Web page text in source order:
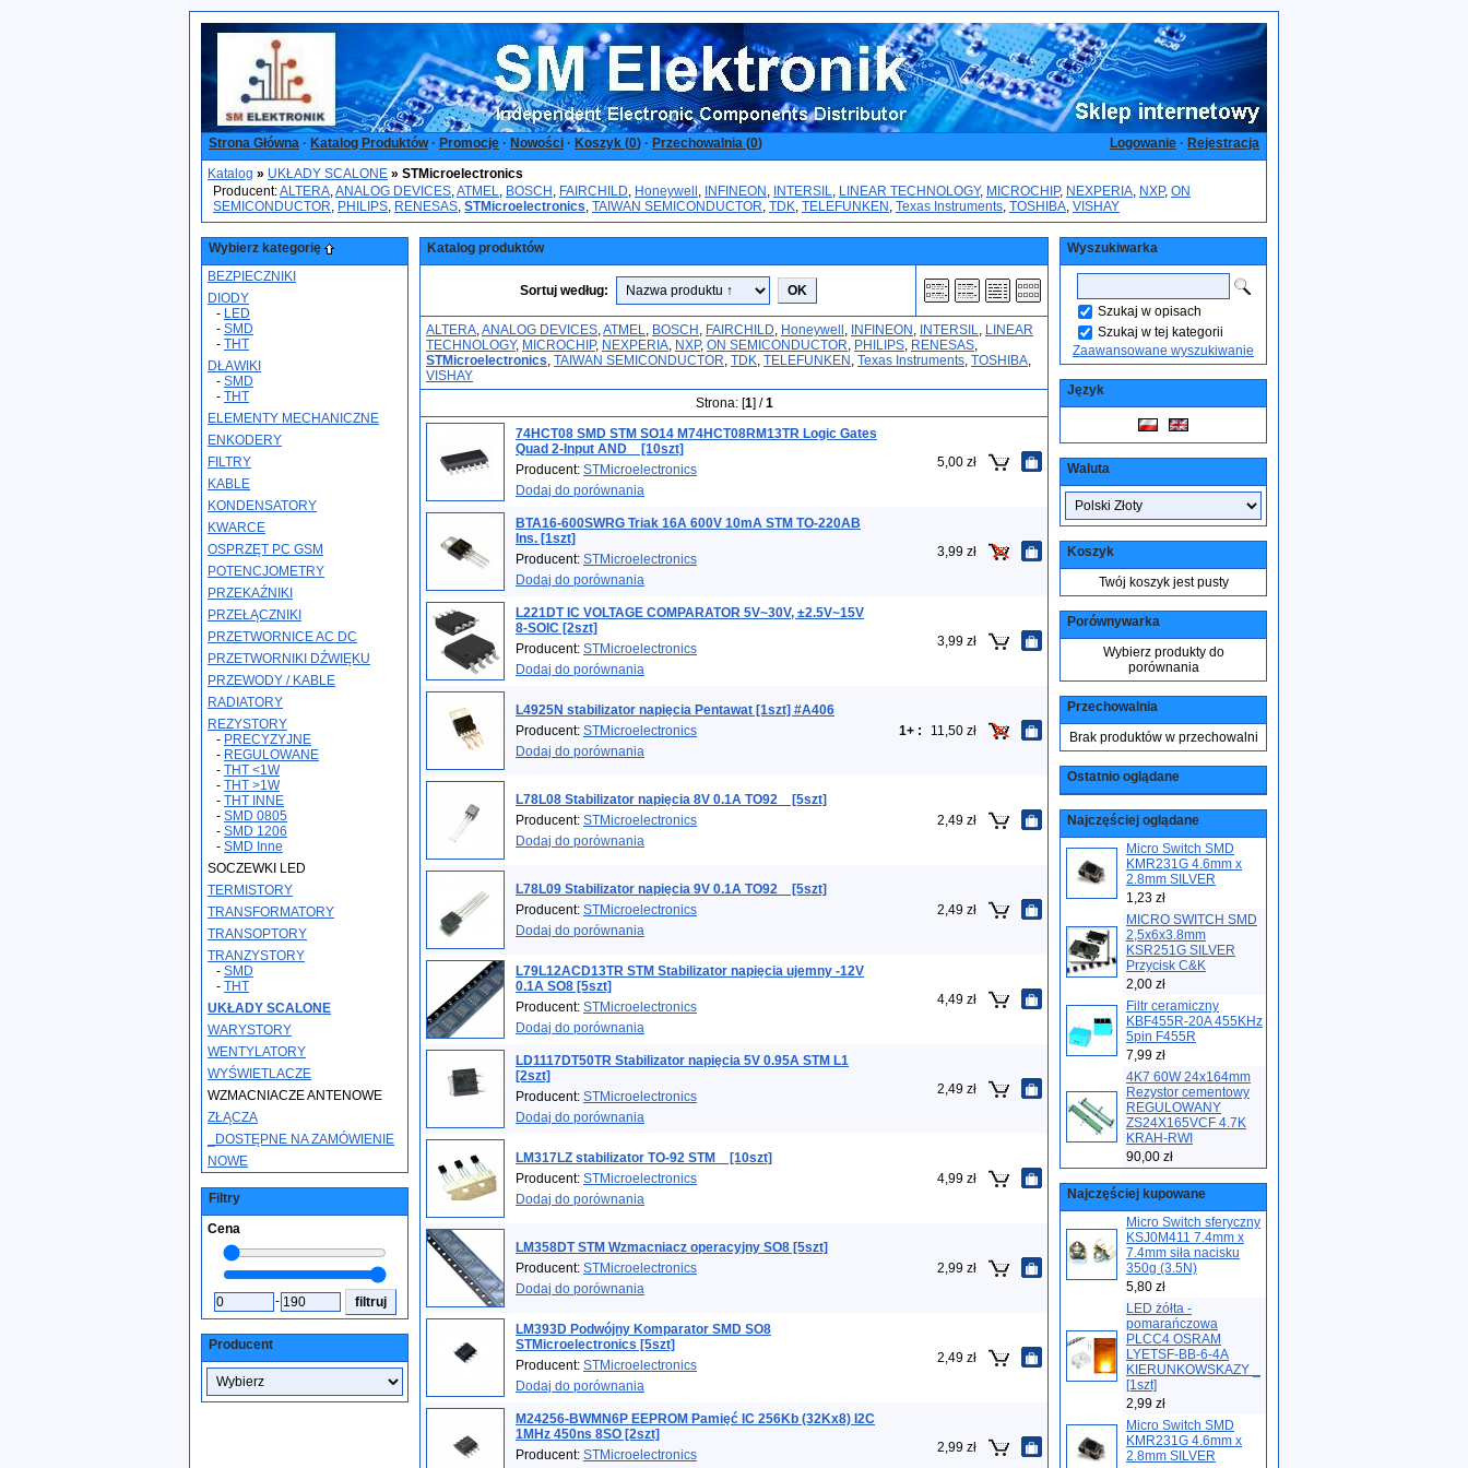
Strona Główna · Katalog Produktów· Promocje · Nowości · Koszyk (0) · Przechowalnia (0) Logowanie · Rejestracja
Katalog » UKŁADY SCALONE » STMicroelectronics
Producent:ALTERA,ANALOG DEVICES,ATMEL, BOSCH , FAIRCHILD, Honeywell , INFINEON , INTERSIL, LINEAR TECHNOLOGY, MICROCHIP, NEXPERIA, NXP, ON
SEMICONDUCTOR, PHILIPS, RENESAS, STMicroelectronics, TAIWAN SEMICONDUCTOR, TDK, TELEFUNKEN , Texas Instruments, TOSHIBA, VISHAY
Wybierz kategorię
BEZPIECZNIKI
DIODY
- LED
- SMD
- THT
DŁAWIKI
- SMD
- THT
ELEMENTY MECHANICZNE
ENKODERY
FILTRY
KABLE
KONDENSATORY
KWARCE
OSPRZĘT PC GSM
POTENCJOMETRY
PRZEKAŹNIKI
PRZEŁĄCZNIKI
PRZETWORNICE AC DC
PRZETWORNIKI DŹWIĘKU
PRZEWODY / KABLE
RADIATORY
REZYSTORY
- PRECYZYJNE
- REGULOWANE
- THT <1W
- THT >1W
- THT INNE
- SMD 0805
- SMD 1206
- SMD Inne
SOCZEWKI LED
TERMISTORY
TRANSFORMATORY
TRANSOPTORY
TRANZYSTORY
- SMD
- THT
UKŁADY SCALONE
WARYSTORY
WENTYLATORY
WYŚWIETLACZE
WZMACNIACZE ANTENOWE
ZŁĄCZA
_DOSTĘPNE NA ZAMÓWIENIE
NOWE
Filtry
Cena
-
Producent
Katalog produktów
Sortuj według:
ALTERA,ANALOG DEVICES,ATMEL, BOSCH , FAIRCHILD, Honeywell , INFINEON , INTERSIL, LINEAR
TECHNOLOGY, MICROCHIP, NEXPERIA, NXP, ON SEMICONDUCTOR, PHILIPS, RENESAS,
STMicroelectronics, TAIWAN SEMICONDUCTOR, TDK, TELEFUNKEN , Texas Instruments, TOSHIBA,
VISHAY
Strona: [1] /1
74HCT08 SMD STM SO14 M74HCT08RM13TR Logic Gates
Quad 2-Input AND _ [10szt]
Producent: STMicroelectronics
Dodaj do porównania
5,00 zł
BTA16-600SWRG Triak 16A 600V 10mA STM TO-220AB
Ins. [1szt]
Producent: STMicroelectronics
Dodaj do porównania
3,99 zł
L221DT IC VOLTAGE COMPARATOR 5V~30V, ±2.5V~15V
8-SOIC [2szt]
Producent: STMicroelectronics
Dodaj do porównania
3,99 zł
L4925N stabilizator napięcia Pentawat [1szt] #A406
Producent: STMicroelectronics
Dodaj do porównania
1+ : 11,50 zł
L78L08 Stabilizator napięcia 8V 0.1A TO92 _ [5szt]
Producent: STMicroelectronics
Dodaj do porównania
2,49 zł
L78L09 Stabilizator napięcia 9V 0.1A TO92 _ [5szt]
Producent: STMicroelectronics
Dodaj do porównania
2,49 zł
L79L12ACD13TR STM Stabilizator napięcia ujemny -12V
0.1A SO8 [5szt]
Producent: STMicroelectronics
Dodaj do porównania
4,49 zł
LD1117DT50TR Stabilizator napięcia 5V 0.95A STM L1
[2szt]
Producent: STMicroelectronics
Dodaj do porównania
2,49 zł
LM317LZ stabilizator TO-92 STM _ [10szt]
Producent: STMicroelectronics
Dodaj do porównania
4,99 zł
LM358DT STM Wzmacniacz operacyjny SO8 [5szt]
Producent: STMicroelectronics
Dodaj do porównania
2,99 zł
LM393D Podwójny Komparator SMD SO8
STMicroelectronics [5szt]
Producent: STMicroelectronics
Dodaj do porównania
2,49 zł
M24256-BWMN6P EEPROM Pamięć IC 256Kb (32Kx8) I2C
1MHz 450ns 8SO [2szt]
Producent: STMicroelectronics 2,99 zł
Wyszukiwarka
Szukaj w opisach
Szukaj w tej kategorii
Zaawansowane wyszukiwanie
Język
Waluta
Koszyk
Twój koszyk jest pusty
Porównywarka
Wybierz produkty do
porównania
Przechowalnia
Brak produktów w przechowalni
Ostatnio oglądane
Najczęściej oglądane
Micro Switch SMD
KMR231G 4.6mm x
2.8mm SILVER
1,23 zł
MICRO SWITCH SMD
2,5x6x3.8mm
KSR251G SILVER
Przycisk C&K
2,00 zł
Filtr ceramiczny
KBF455R-20A 455KHz
5pin F455R
7,99 zł
4K7 60W 24x164mm
Rezystor cementowy
REGULOWANY
ZS24X165VCF 4.7K
KRAH-RWI
90,00 zł
Najczęściej kupowane
Micro Switch sferyczny
KSJ0M411 7.4mm x
7.4mm siła nacisku
350g (3.5N)
5,80 zł
LED żółta -
pomarańczowa
PLCC4 OSRAM
LYETSF-BB-6-4A
KIERUNKOWSKAZY _
[1szt]
2,99 zł
Micro Switch SMD
KMR231G 4.6mm x
2.8mm SILVER